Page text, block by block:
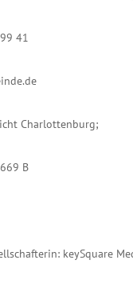
41
Charlottenburg;
B
keySquare